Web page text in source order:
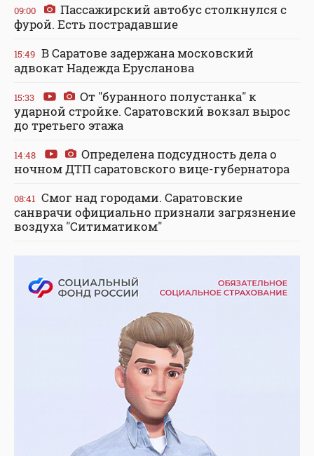
09:00
Пассажирский автобус столкнулся с
фурой. Есть пострадавшие
15:49 В Саратове задержана московский
адвокат Надежда Ерусланова
15:33
От "буранного полустанка" к
ударной стройке. Саратовский вокзал вырос
до третьего этажа
14:48
Определена подсудность дела о
ночном ДТП саратовского вице-губернатора
08:41 Смог над городами. Саратовские
санврачи официально признали загрязнение
воздуха "Ситиматиком"